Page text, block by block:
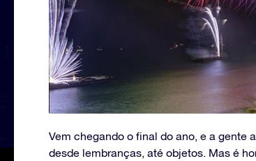
Vem chegando o final do ano, e a gente
desde lembranças, até objetos. Mas é